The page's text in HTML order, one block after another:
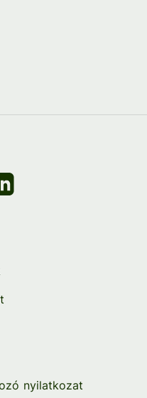
nyilatkozat